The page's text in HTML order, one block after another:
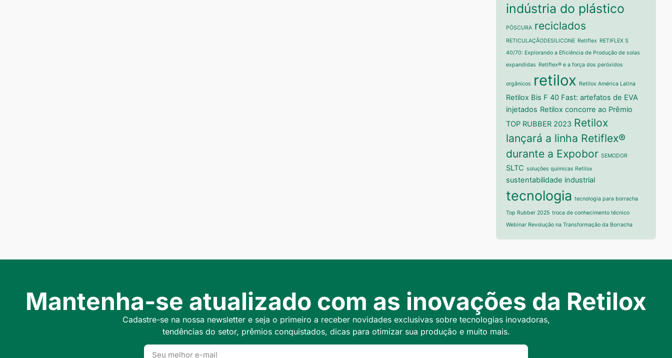
indústria do plástico
PÓSCURA reciclados
RETICULAÇÃODESILICONE Retiflex RETIFLEX S
40/70: Explorando a Eficiência de Produção de solas
expandidas Retiflex® e a força dos peróxidos
orgânicos retilox Retilox América Latina
Retilox Bis F 40 Fast: artefatos de EVA
injetados Retilox concorre ao Prêmio
TOP RUBBER 2023 Retilox
lançará a linha Retiflex®
durante a Expobor SEMODOR
SLTC soluções químicas Retilox
sustentabilidade industrial
tecnologia tecnologia para borracha
Top Rubber 2025 troca de conhecimento técnico
Webinar Revolução na Transformação da Borracha
Mantenha-se atualizado com as inovações da Retilox
Cadastre-se na nossa newsletter e seja o primeiro a receber novidades exclusivas sobre tecnologias inovadoras,
tendências do setor, prêmios conquistados, dicas para otimizar sua produção e muito mais.